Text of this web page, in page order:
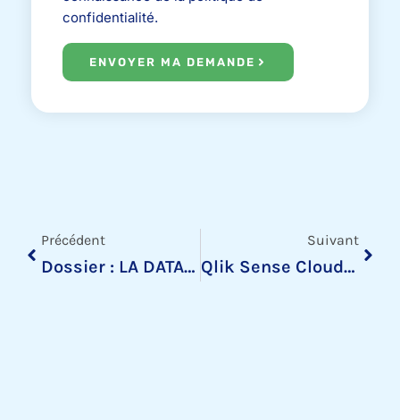
confidentialité.
ENVOYER MA DEMANDE
Précédent
Dossier : LA DATA LITERACY
Suivant
Qlik Sense Cloud : Simplified Authoring Walkthrough